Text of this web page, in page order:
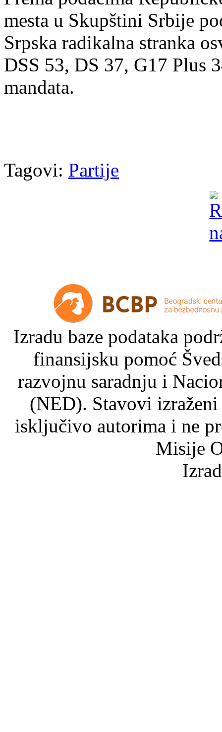
mesta u Skupštini Srbije
Srpska radikalna stranka
DSS 53, DS 37, G17 Plus
mandata.
Tagovi: Partije
Izradu baze podataka
finansijsku pomoć
razvojnu saradnju i
(NED). Stavovi
isključivo autorima i ne
Misije